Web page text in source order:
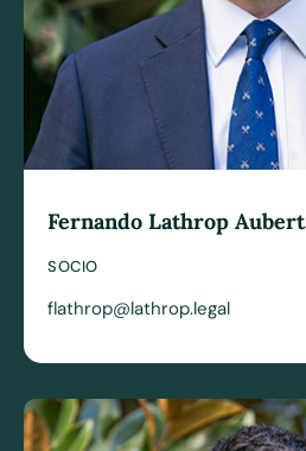
Fernando Lathrop Aubert
SOCIO
flathrop@lathrop.legal